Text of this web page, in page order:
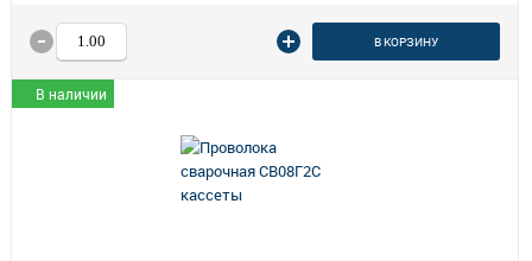
В КОРЗИНУ
В наличии